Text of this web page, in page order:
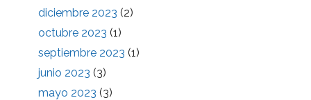
diciembre 2023 (2)
octubre 2023 (1)
septiembre 2023 (1)
junio 2023 (3)
mayo 2023 (3)